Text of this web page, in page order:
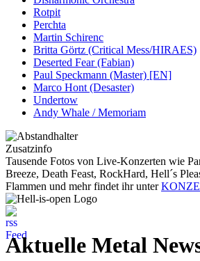
Rotpit
Perchta
Martin Schirenc
Britta Görtz (Critical Mess/HIRAES)
Deserted Fear (Fabian)
Paul Speckmann (Master) [EN]
Marco Hont (Desaster)
Undertow
Andy Whale / Memoriam
Zusatzinfo
Tausende Fotos von Live-Konzerten wie
Breeze, Death Feast, RockHard, Hell´s
Flammen und mehr findet ihr unter
Aktuelle Metal